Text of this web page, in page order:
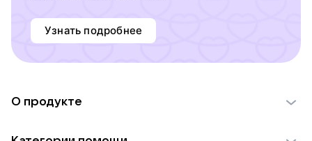
Узнать подробнее
О продукте